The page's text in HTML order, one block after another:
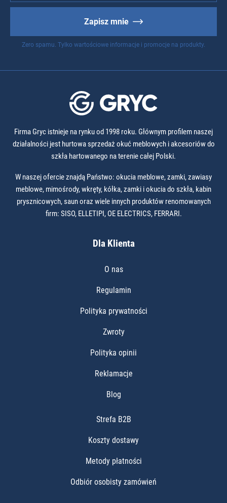
Zapisz mnie
Zero spamu. Tylko wartościowe informacje i promocje na produkty.
Firma Gryc istnieje na rynku od 1998 roku. Głównym profilem naszej
działalności jest hurtowa sprzedaż okuć meblowych i akcesoriów do
szkła hartowanego na terenie całej Polski.
W naszej ofercie znajdą Państwo: okucia meblowe, zamki, zawiasy
meblowe, mimośrody, wkręty, kółka, zamki i okucia do szkła, kabin
prysznicowych, saun oraz wiele innych produktów renomowanych
firm: SISO, ELLETIPI, OE ELECTRICS, FERRARI.
Dla Klienta
O nas
Regulamin
Polityka prywatności
Zwroty
Polityka opinii
Reklamacje
Blog
Strefa B2B
Koszty dostawy
Metody płatności
Odbiór osobisty zamówień